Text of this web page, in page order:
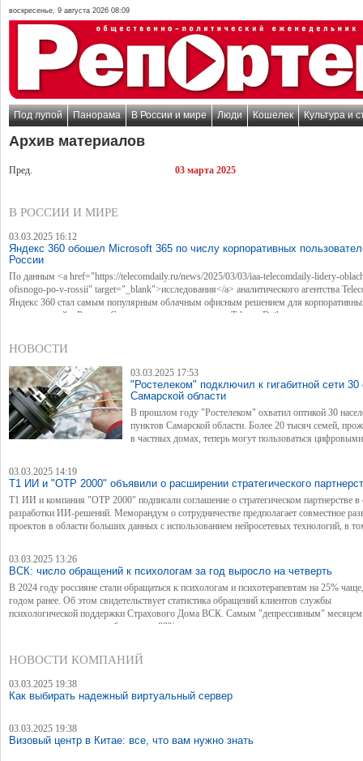
воскресенье, 9 августа 2026 08:09
Под лупой Панорама В России и мире Люди Кошелек Культура и
Архив материалов
Пред. 03 марта 2025
В РОССИИ И МИРЕ
03.03.2025 16:12
Яндекс 360 обошел Microsoft 365 по числу корпоративных
России
По данным <a href="https://telecomdaily.ru/news/2025/03/03/iaa-telecomdaily-lidery-
ofisnogo-po-v-rossii" target="_blank">исследования</a> аналитического агентства
Яндекс 360 стал самым популярным облачным офисным решением для
пользователей в России. Согласно результатам опроса TelecomDaily, сервис
НОВОСТИ
03.03.2025 17:53
"Ростелеком" подключил к гигабитной сети 30
Самарской области
В прошлом году "Ростелеком" охватил оптикой 30
пунктов Самарской области. Более 20 тысяч семей,
в частных домах, теперь могут пользоваться цифровыми
03.03.2025 14:19
Т1 ИИ и "ОТР 2000" объявили о расширении стратегического
Т1 ИИ и компания "ОТР 2000" подписали соглашение о стратегическом партнерстве в
разработки ИИ-решений. Меморандум о сотрудничестве предполагает совместное
проектов в области больших данных с использованием нейросетевых технологий, в
03.03.2025 13:26
ВСК: число обращений к психологам за год выросло на четверть
В 2024 году россияне стали обращаться к психологам и психотерапевтам на 25%
годом ранее. Об этом свидетельствует статистика обращений клиентов службы
психологической поддержки Страхового Дома ВСК. Самым "депрессивным" месяцем
уходящего года стал декабрь, почти 80% пациентов — женщины.
НОВОСТИ КОМПАНИЙ
03.03.2025 19:38
Как выбирать надежный виртуальный сервер
03.03.2025 19:38
Визовый центр в Китае: все, что вам нужно знать